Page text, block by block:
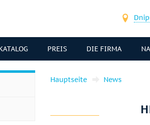
PREIS DIE FIRMA
Hauptseite News